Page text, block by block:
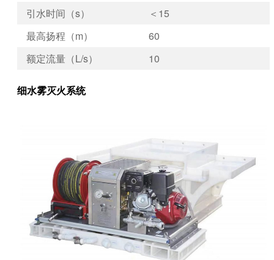
引水时间（s）
＜15
最高扬程（m）
60
额定流量（L/s）
10
细水雾灭火系统